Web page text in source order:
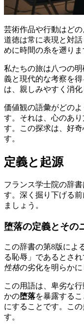
芸術作品や行動はど
道徳は常に表現と対
めに時間の糸を遡りま
私たちの旅は八つの
義と現代的な考察を
は、親しみやすく消
価値観の語彙がどの
す。それは、心のあ
す。この探求は、好
す。
定義と起源
フランス学士院の辞
す。深く掘り下げる
ましょう。
堕落の定義とその
この辞書の第8版によ
る恥辱」であるとさ
性格の劣化を明らかに
この用語は、卑劣な
かの堕落を暴露する
にすることです。こ
す。